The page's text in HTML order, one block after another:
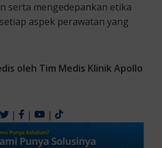
serta mengedepankan etika
aspek perawatan yang
oleh Tim Medis Klinik Apollo
| | |